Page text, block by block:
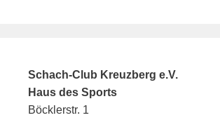
Schach-Club Kreuzberg e.V.
Haus des Sports
Böcklerstr. 1